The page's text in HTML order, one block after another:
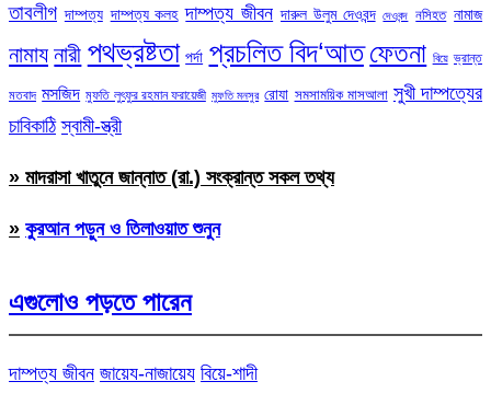
তাবলীগ দাম্পত্য দাম্পত্য কলহ দাম্পত্য জীবন দারুল উলুম দেওবন্দ দেওবন্দ নসিহত নামাজ
নামায নারী পথভ্রষ্টতা পর্দা প্রচলিত বিদ‘আত ফেতনা বিয়ে ভ্রান্ত
মতবাদ মসজিদ মুফতি লুৎফুর রহমান ফরায়েজী মুফতি মনসুর রোযা সমসাময়িক মাসআলা সুখী দাম্পত্যের
চাবিকাঠি স্বামী-স্ত্রী
» মাদরাসা খাতুনে জান্নাত (রা.) সংক্রান্ত সকল তথ্য
» কুরআন পড়ুন ও তিলাওয়াত শুনুন
এগুলোও পড়তে পারেন
দাম্পত্য জীবন জায়েয-নাজায়েয বিয়ে-শাদী